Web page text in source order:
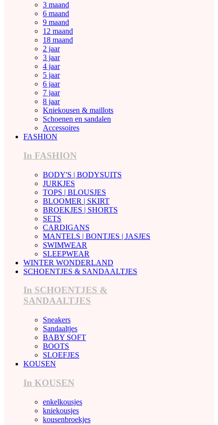
3 maand
6 maand
9 maand
12 maand
18 maand
2 jaar
3 jaar
4 jaar
5 jaar
6 jaar
7 jaar
8 jaar
Kniekousen & maillots
Schoenen en sandalen
Accessoires
FASHION
In FASHION
BODY'S | BODYSUITS
JURKJES
TOPS | BLOUSJES
BLOOMER | SKIRT
BROEKJES | SHORTS
SETS
CARDIGANS
MANTELS | BONTJES | JASJES
SWIMWEAR
SLEEPWEAR
WINTER WONDERLAND
SCHOENTJES & SANDAALTJES
In SCHOENTJES &
SANDAALTJES
Sneakers
Sandaaltjes
BABY SOFT
BOOTS
SLOEFJES
KOUSEN
In KOUSEN
enkelkousjes
kniekousjes
kousenbroekjes